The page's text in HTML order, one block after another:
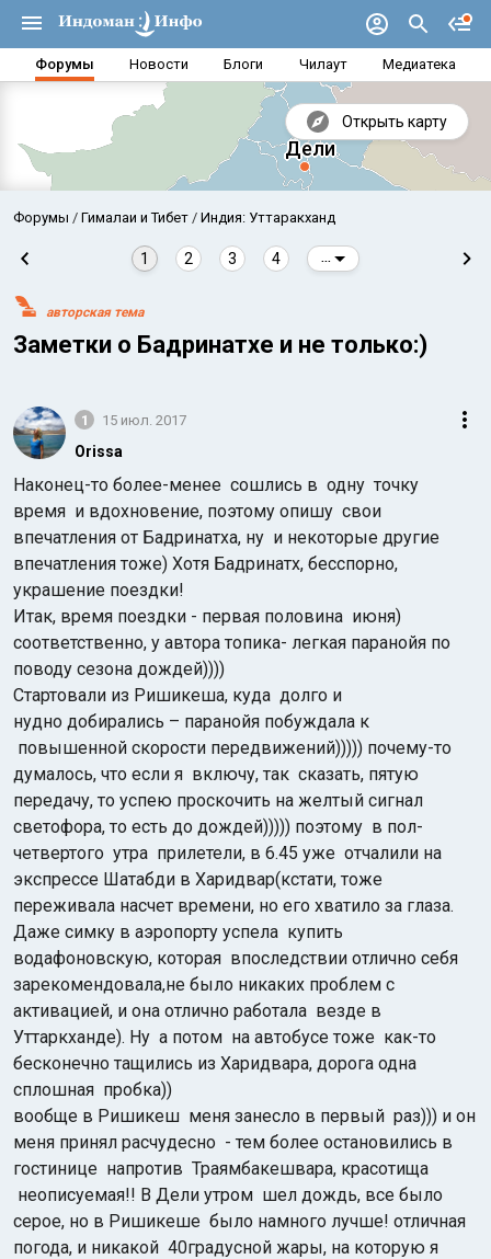
Форумы Новости Блоги Чилаут Медиатека
Открыть карту
Аравийское море
Форумы Гималаи и Тибет Индия: Уттаракханд
1 2 3 4
авторская тема
Заметки о Бадринатхе и не только:)
1 15 июл. 2017
Orissa
Наконец-то более-менее сошлись в одну точку
время и вдохновение, поэтому опишу свои
впечатления от Бадринатха, ну и некоторые другие
впечатления тоже) Хотя Бадринатх, бесспорно,
украшение поездки!
Итак, время поездки - первая половина июня)
соответственно, у автора топика- легкая паранойя по
поводу сезона дождей))))
Стартовали из Ришикеша, куда долго и
нудно добирались – паранойя побуждала к
повышенной скорости передвижений))))) почему-то
думалось, что если я включу, так сказать, пятую
передачу, то успею проскочить на желтый сигнал
светофора, то есть до дождей))))) поэтому в пол-
четвертого утра прилетели, в 6.45 уже отчалили на
экспрессе Шатабди в Харидвар(кстати, тоже
переживала насчет времени, но его хватило за глаза.
Даже симку в аэропорту успела купить
водафоновскую, которая впоследствии отлично себя
зарекомендовала,не было никаких проблем с
активацией, и она отлично работала везде в
Уттаркханде). Ну а потом на автобусе тоже как-то
бесконечно тащились из Харидвара, дорога одна
сплошная пробка))
вообще в Ришикеш меня занесло в первый раз))) и он
меня принял расчудесно - тем более остановились в
гостинице напротив Траямбакешвара, красотища
неописуемая!! В Дели утром шел дождь, все было
серое, но в Ришикеше было намного лучше! отличная
погода, и никакой 40градусной жары, на которую я